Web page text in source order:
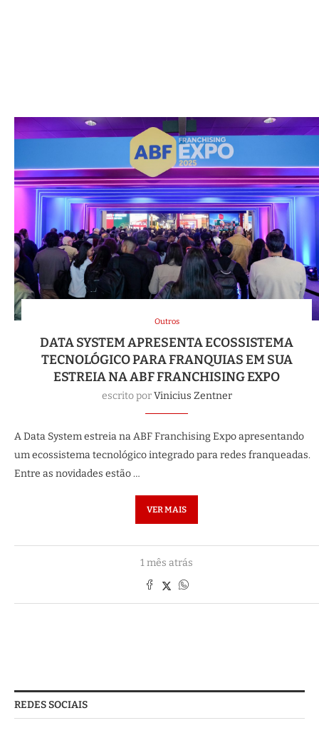
Outros
DATA SYSTEM APRESENTA ECOSSISTEMA
TECNOLÓGICO PARA FRANQUIAS EM SUA
ESTREIA NA ABF FRANCHISING EXPO
escrito porVinicius Zentner
A Data System estreia na ABF Franchising Expo apresentando
um ecossistema tecnológico integrado para redes franqueadas.
Entre as novidades estão …
VER MAIS
1 mês atrás
REDES SOCIAIS